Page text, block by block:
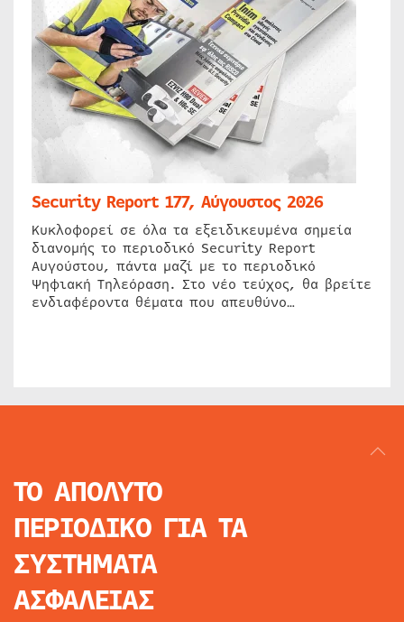
Security Report 177, Αύγουστος 2026
Κυκλοφορεί σε όλα τα εξειδικευμένα σημεία
διανομής το περιοδικό Security Report
Αυγούστου, πάντα μαζί με το περιοδικό
Ψηφιακή Τηλεόραση. Στο νέο τεύχος, θα βρείτε
ενδιαφέροντα θέματα που απευθύνο…
ΤΟ ΑΠΟΛΥΤΟ
ΠΕΡΙΟΔΙΚΟ ΓΙΑ ΤΑ
ΣΥΣΤΗΜΑΤΑ
ΑΣΦΑΛΕΙΑΣ